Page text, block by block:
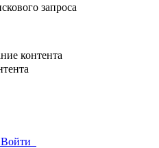
запроса
контента
Войти